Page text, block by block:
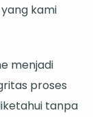
kami
menjadi
proses
tanpa